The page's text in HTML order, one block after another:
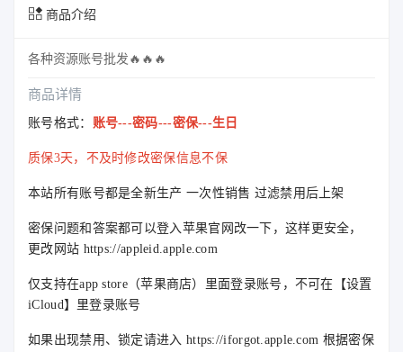
商品介绍
各种资源账号批发🔥 🔥 🔥
商品详情
账号格式： 账号---密码---密保---生日
质保3天，不及时修改密保信息不保
本站所有账号都是全新生产 一次性销售 过滤禁用后上架
密保问题和答案都可以登入苹果官网改一下，这样更安全，
更改网站 https://appleid.apple.com
仅支持在app store（苹果商店）里面登录账号，不可在【设置
iCloud】里登录账号
如果出现禁用、锁定请进入 https://iforgot.apple.com 根据密保